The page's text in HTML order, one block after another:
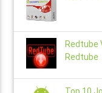
Redtube
Redtube